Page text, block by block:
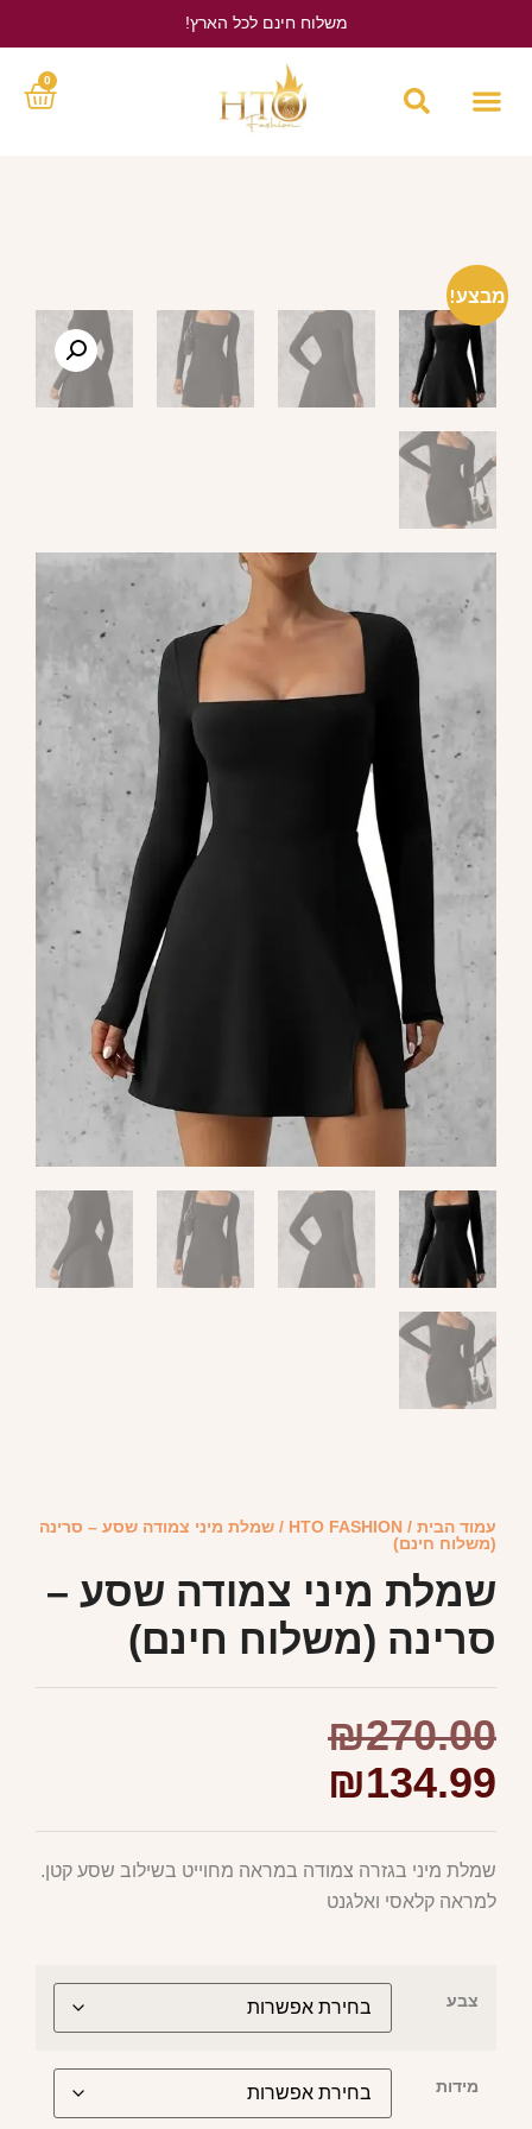
משלוח חינם לכל הארץ!
0
מבצע!
עמוד הבית /
HTO FASHION / שמלת מיני צמודה שסע – סרינה
(משלוח חינם)
שמלת מיני צמודה שסע –
סרינה (משלוח חינם)
₪270.00
₪134.99
שמלת מיני בגזרה צמודה במראה מחוייט בשילוב שסע קטן.
למראה קלאסי ואלגנט
צבע
מידות